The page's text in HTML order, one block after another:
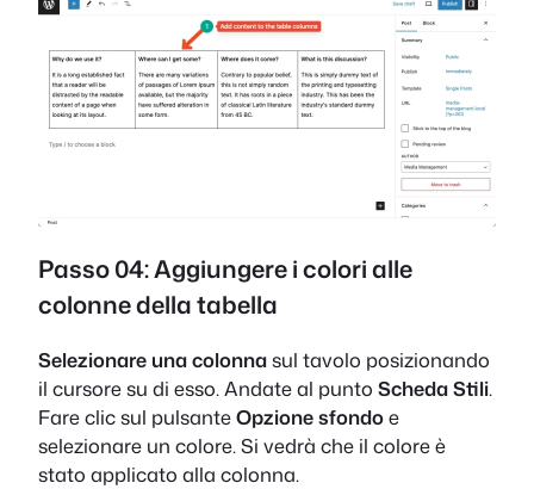
Passo 04: Aggiungere i colori alle
colonne della tabella
Selezionare una colonnasul tavolo posizionando
il cursore su di esso. Andate al punto Scheda Stili.
Fare clic sul pulsanteOpzione sfondoe
selezionare un colore. Si vedrà che il colore è
stato applicato alla colonna.